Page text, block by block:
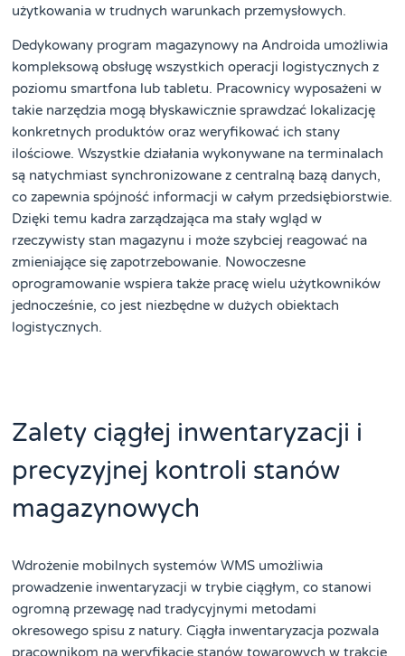
użytkowania w trudnych warunkach przemysłowych.
Dedykowany program magazynowy na Androida umożliwia
kompleksową obsługę wszystkich operacji logistycznych z
poziomu smartfona lub tabletu. Pracownicy wyposażeni w
takie narzędzia mogą błyskawicznie sprawdzać lokalizację
konkretnych produktów oraz weryfikować ich stany
ilościowe. Wszystkie działania wykonywane na terminalach
są natychmiast synchronizowane z centralną bazą danych,
co zapewnia spójność informacji w całym przedsiębiorstwie.
Dzięki temu kadra zarządzająca ma stały wgląd w
rzeczywisty stan magazynu i może szybciej reagować na
zmieniające się zapotrzebowanie. Nowoczesne
oprogramowanie wspiera także pracę wielu użytkowników
jednocześnie, co jest niezbędne w dużych obiektach
logistycznych.
Zalety ciągłej inwentaryzacji i
precyzyjnej kontroli stanów
magazynowych
Wdrożenie mobilnych systemów WMS umożliwia
prowadzenie inwentaryzacji w trybie ciągłym, co stanowi
ogromną przewagę nad tradycyjnymi metodami
okresowego spisu z natury. Ciągła inwentaryzacja pozwala
pracownikom na weryfikację stanów towarowych w trakcie